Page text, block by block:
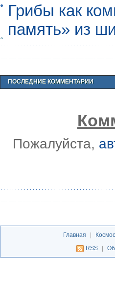
Грибы как
память» из
ПОСЛЕДНИЕ КОММЕНТАРИИ
Пожалуйста,
Главная Космос
RSS